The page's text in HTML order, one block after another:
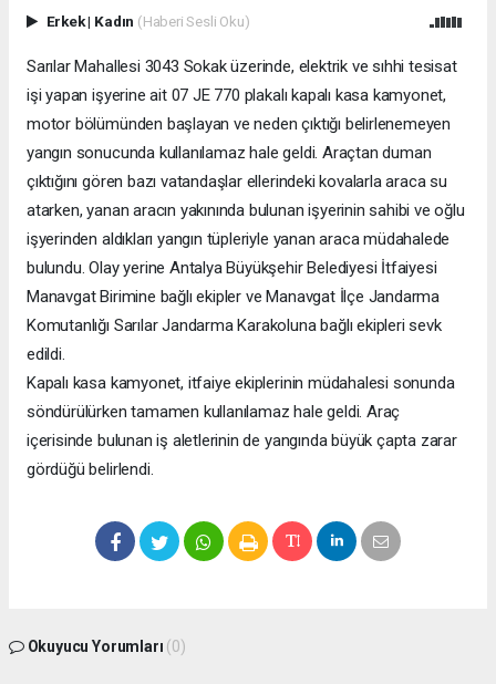
Erkek| Kadın (Haberi Sesli Oku)
Sarılar Mahallesi 3043 Sokak üzerinde, elektrik ve sıhhi tesisat
işi yapan işyerine ait 07 JE 770 plakalı kapalı kasa kamyonet,
motor bölümünden başlayan ve neden çıktığı belirlenemeyen
yangın sonucunda kullanılamaz hale geldi. Araçtan duman
çıktığını gören bazı vatandaşlar ellerindeki kovalarla araca su
atarken, yanan aracın yakınında bulunan işyerinin sahibi ve oğlu
işyerinden aldıkları yangın tüpleriyle yanan araca müdahalede
bulundu. Olay yerine Antalya Büyükşehir Belediyesi İtfaiyesi
Manavgat Birimine bağlı ekipler ve Manavgat İlçe Jandarma
Komutanlığı Sarılar Jandarma Karakoluna bağlı ekipleri sevk
edildi.
Kapalı kasa kamyonet, itfaiye ekiplerinin müdahalesi sonunda
söndürülürken tamamen kullanılamaz hale geldi. Araç
içerisinde bulunan iş aletlerinin de yangında büyük çapta zarar
gördüğü belirlendi.
Okuyucu Yorumları (0)